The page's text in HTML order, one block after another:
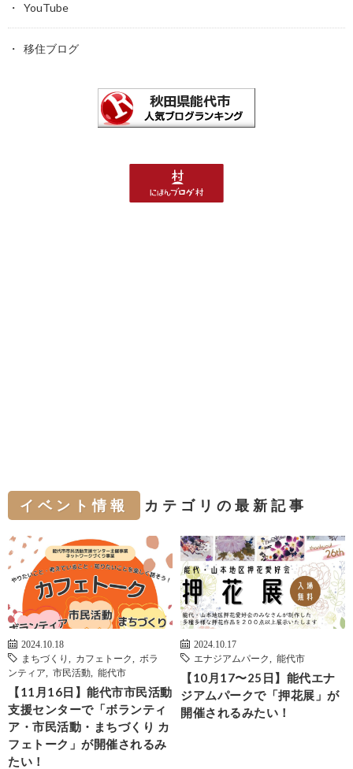
YouTube
移住ブログ
イベント情報 カテゴリの最新記事
2024.10.18
まちづくり
カフェトーク
ボラ
ンティア
市民活動 能代市
【11月16日】能代市市民活動
支援センターで「ボランティ
ア・市民活動・まちづくり カ
フェトーク」が開催されるみ
たい！
2024.10.17
エナジアムパーク
能代市
【10月17〜25日】能代エナ
ジアムパークで「押花展」が
開催されるみたい！